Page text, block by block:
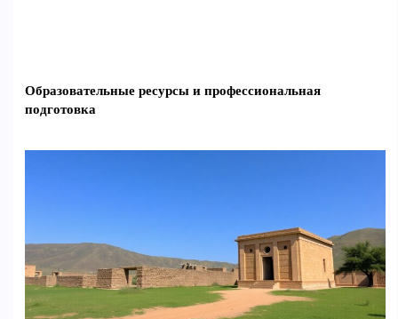
Образовательные ресурсы и профессиональная
подготовка